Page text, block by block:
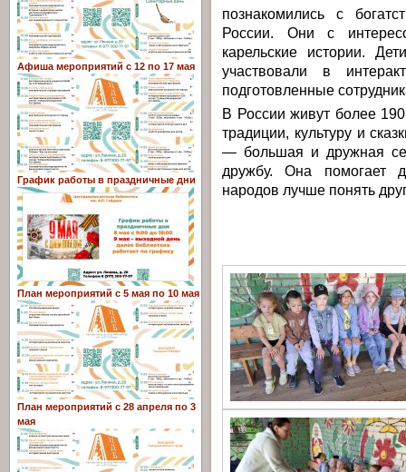
познакомились с
России. Они с
карельские истории.
участвовали в
подготовленные
В России живут более
традиции, культуру и
— большая и дружная
дружбу. Она помогает
народов лучше понять
Афиша мероприятий с 12 по 17 мая
График работы в праздничные дни
План мероприятий с 5 мая по 10 мая
План мероприятий с 28 апреля по 3
мая